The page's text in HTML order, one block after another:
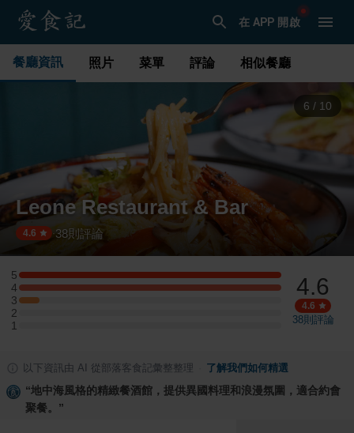
在 APP 開啟
餐廳資訊 照片 菜單 評論 相似餐廳
6 / 10
Leone Restaurant & Bar
4.6 ·38則評論
5
5 星：13 則評論
4
4 星：13 則評論
3
3 星：1 則評論
2
2 星：0 則評論
1
1 星：0 則評論
4.6
4.6
38則評論
以下資訊由 AI 從部落客食記彙整整理 了解我們如何精選
“地中海風格的精緻餐酒館，提供異國料理和浪漫氛圍，適合約會
聚餐。 ”